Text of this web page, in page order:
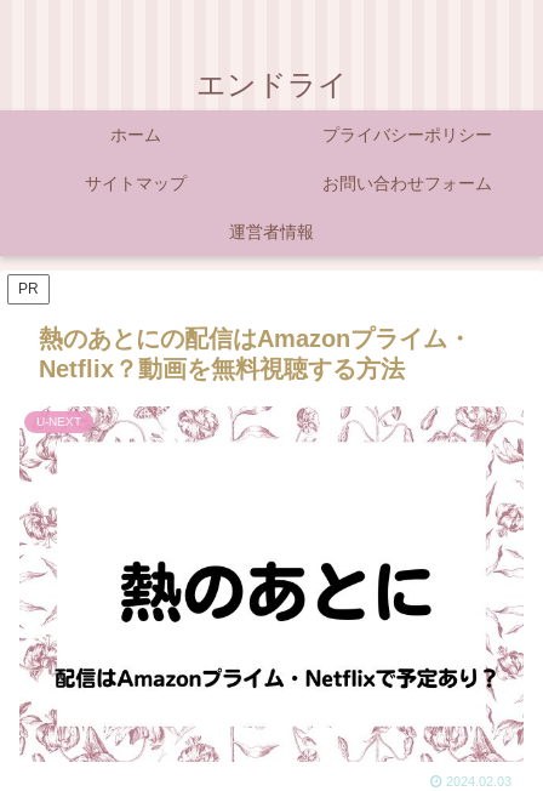
エンドライ
ホーム プライバシーポリシー
サイトマップ お問い合わせフォーム
運営者情報
PR
熱のあとにの配信はAmazonプライム・
Netflix？動画を無料視聴する方法
U-NEXT
2024.02.03